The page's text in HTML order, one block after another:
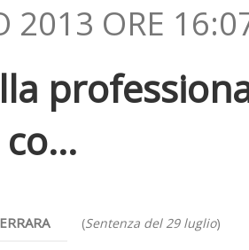
2013 ORE
(Sentenza del 29 luglio)